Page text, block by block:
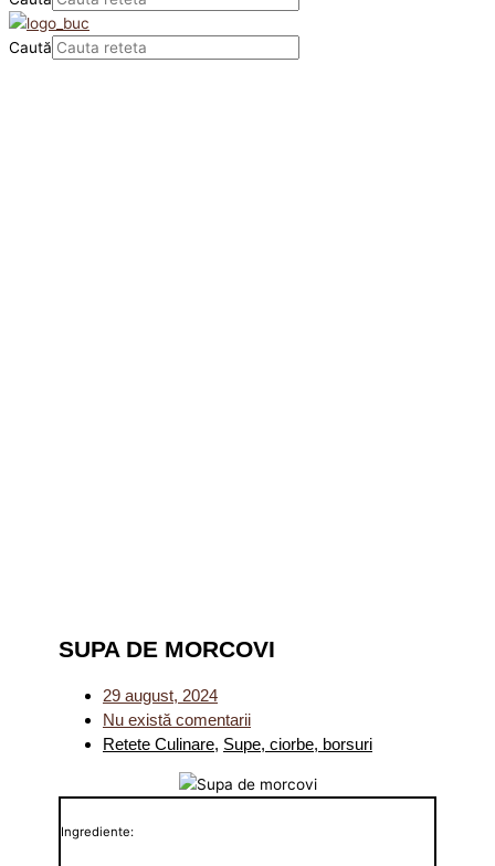
Caută
SUPA DE MORCOVI
29 august, 2024
Nu există comentarii
Retete Culinare, Supe, ciorbe, borsuri
Ingrediente: